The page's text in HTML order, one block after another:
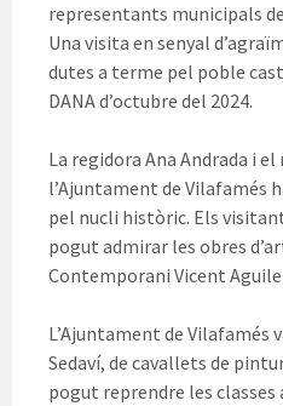
representants municipals
Una visita en senyal
dutes a terme pel poble
DANA d’octubre del 2024.
La regidora Ana Andrada i
l’Ajuntament de Vilafamés
pel nucli històric. Els
pogut admirar les obres
Contemporani Vicent
L’Ajuntament de Vilafamés
Sedaví, de cavallets de
pogut reprendre les classes